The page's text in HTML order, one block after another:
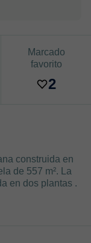
Marcado
favorito
2
construida en
de 557 m². La
en dos plantas .